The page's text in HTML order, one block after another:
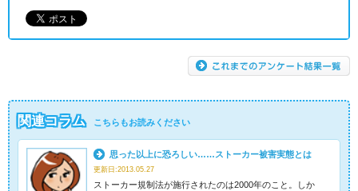
関連コラム こちらもお読みください
思った以上に恐ろしい……ストーカー被害実態とは
更新日:2013.05.27
ストーカー規制法が施行されたのは2000年のこと。しか